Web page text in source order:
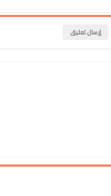
إرسال تعليق